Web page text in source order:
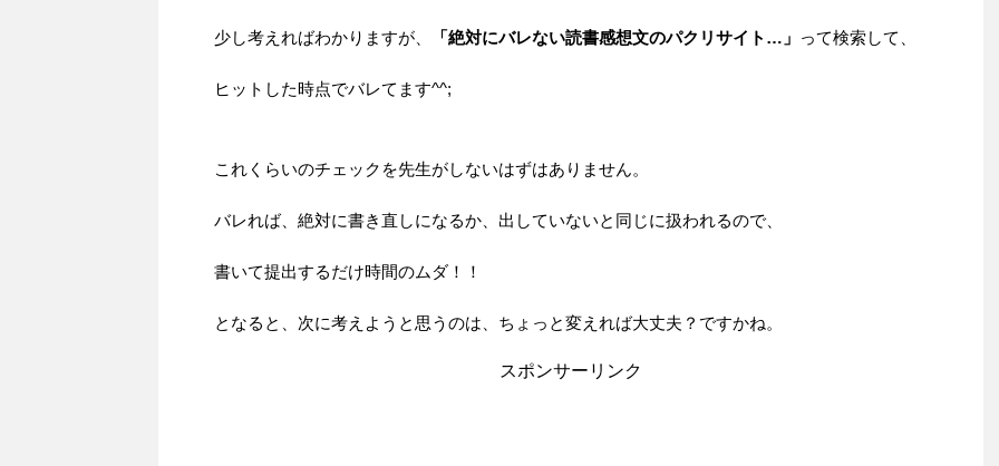
少し考えればわかりますが、 「絶対にバレない読書感想文のパクリサイト…」 って検索して、
ヒットした時点でバレてます^^;
これくらいのチェックを先生がしないはずはありません。
バレれば、絶対に書き直しになるか、出していないと同じに扱われるので、
書いて提出するだけ時間のムダ！！
となると、次に考えようと思うのは、ちょっと変えれば大丈夫？ですかね。
スポンサーリンク